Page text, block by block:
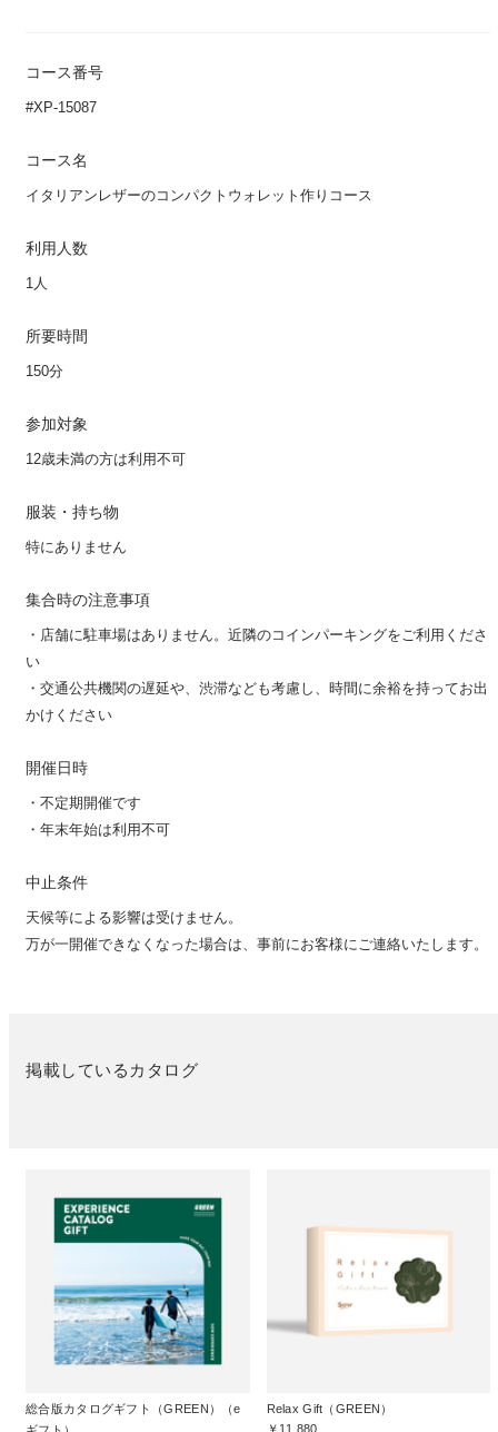
コース番号
#XP-15087
コース名
イタリアンレザーのコンパクトウォレット作りコース
利用人数
1人
所要時間
150分
参加対象
12歳未満の方は利用不可
服装・持ち物
特にありません
集合時の注意事項
・店舗に駐車場はありません。近隣のコインパーキングをご利用くださ
い
・交通公共機関の遅延や、渋滞なども考慮し、時間に余裕を持ってお出
かけください
開催日時
・不定期開催です
・年末年始は利用不可
中止条件
天候等による影響は受けません。
万が一開催できなくなった場合は、事前にお客様にご連絡いたします。
掲載しているカタログ
総合版カタログギフト（GREEN）（e
Relax Gift（GREEN）
￥11,880